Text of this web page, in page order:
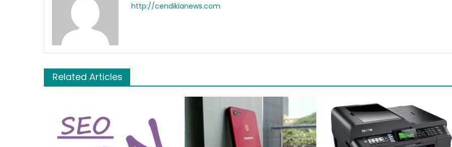
http://cendikianews.com
Related Articles